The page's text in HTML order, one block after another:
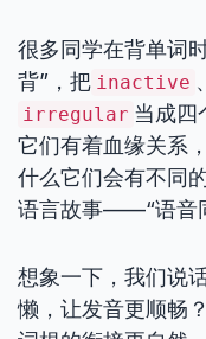
很多同学在背单词
背”，把 inactive 、
irregular 当成四
它们有着血缘关系
什么它们会有不同
语言故事——“语音
想象一下，我们说
懒，让发音更顺畅